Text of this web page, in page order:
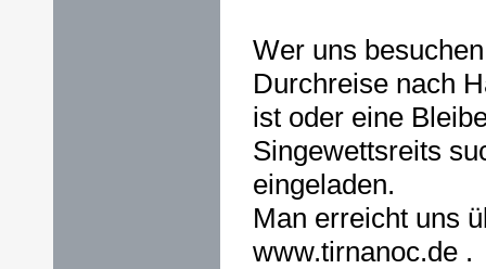
Wer uns
Durchreise nach
ist oder eine
Singewettsreits
eingeladen.
Man erreicht uns
www.tirnanoc.de .